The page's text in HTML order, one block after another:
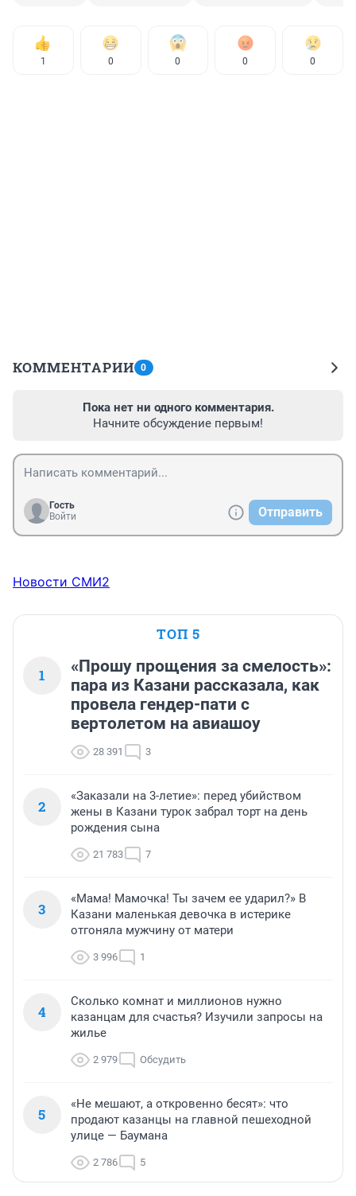
1 0 0 0 0
КОММЕНТАРИИ 0
Пока нет ни одного комментария.
Начните обсуждение первым!
Гость
Войти
Отправить
Новости СМИ2
ТОП 5
1
«Прошу прощения за смелость»:
пара из Казани рассказала, как
провела гендер-пати с
вертолетом на авиашоу
28 391 3
2
«Заказали на 3-летие»: перед убийством
жены в Казани турок забрал торт на день
рождения сына
21 783 7
3
«Мама! Мамочка! Ты зачем ее ударил?» В
Казани маленькая девочка в истерике
отгоняла мужчину от матери
3 996 1
4
Сколько комнат и миллионов нужно
казанцам для счастья? Изучили запросы на
жилье
2 979 Обсудить
5
«Не мешают, а откровенно бесят»: что
продают казанцы на главной пешеходной
улице — Баумана
2 786 5